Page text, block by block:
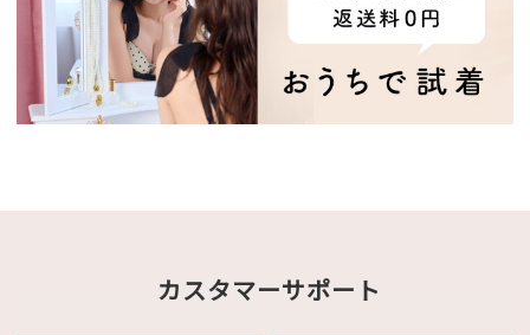
カスタマーサポート